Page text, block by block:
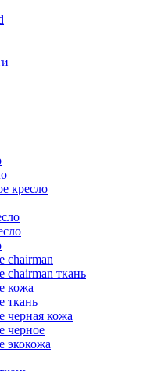
кресло
chairman
chairman ткань
кожа
ткань
черная кожа
черное
экокожа